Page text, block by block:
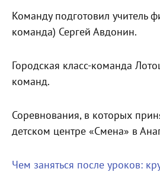
Команду подготовил учитель
команда) Сергей Авдонин.
Городская класс-команда
команд.
Соревнования, в которых
детском центре «Смена» в
Чем заняться после уроков: